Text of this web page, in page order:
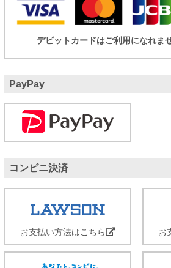
デビットカードはご利用になれま
PayPay
コンビニ決済
お支払い方法はこちら お